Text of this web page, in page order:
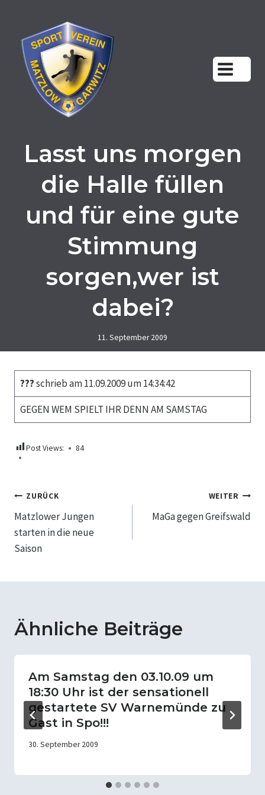
springen
Lasst uns morgen
die Halle füllen
und für eine gute
Stimmung
sorgen,wer ist
dabei?
11. September 2009
???schrieb am 11.09.2009 um 14:34:42
GEGEN WEM SPIELT IHR DENN AM SAMSTAG
Post Views: 84
Beitragsnavigation
ZURÜCK
Matzlower Jungen
starten in die neue
Saison
WEITER
MaGa gegen Greifswald
Ähnliche Beiträge
Am Samstag den 03.10.09 um
18:30 Uhr ist der sensationell
gestartete SV Warnemünde zu
Gast in Spo!!!
30. September 2009